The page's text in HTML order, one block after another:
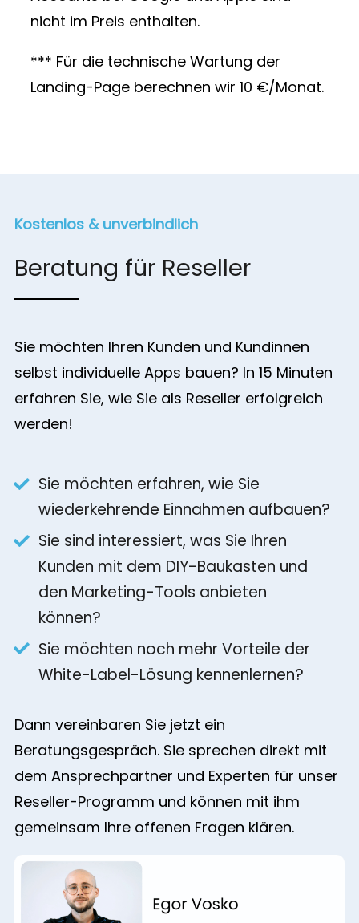
nicht im Preis enthalten.
*** Für die technische Wartung der
Landing-Page berechnen wir 10 €/Monat.
Kostenlos & unverbindlich
Beratung für Reseller
Sie möchten Ihren Kunden und Kundinnen
selbst individuelle Apps bauen? In 15 Minuten
erfahren Sie, wie Sie als Reseller erfolgreich
werden!
Sie möchten erfahren, wie Sie
wiederkehrende Einnahmen aufbauen?
Sie sind interessiert, was Sie Ihren
Kunden mit dem DIY-Baukasten und
den Marketing-Tools anbieten
können?
Sie möchten noch mehr Vorteile der
White-Label-Lösung kennenlernen?
Dann vereinbaren Sie jetzt ein
Beratungsgespräch. Sie sprechen direkt mit
dem Ansprechpartner und Experten für unser
Reseller-Programm und können mit ihm
gemeinsam Ihre offenen Fragen klären.